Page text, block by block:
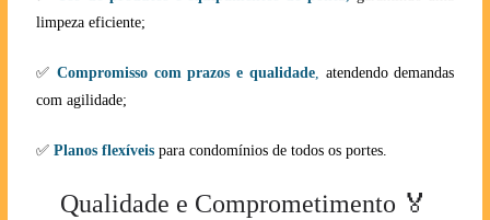
limpeza eficiente;
✅Compromisso com prazos e qualidade, atendendo demandas
com agilidade;
✅ Planos flexíveis para condomínios de todos os portes.
Qualidade e Comprometimento 🏅